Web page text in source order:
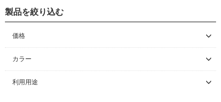
グローブ
製品を絞り込む
価格
～ \5,000
\5,001 ～ 10,000
\10,001 ～ 20,000
カラー
利用用途